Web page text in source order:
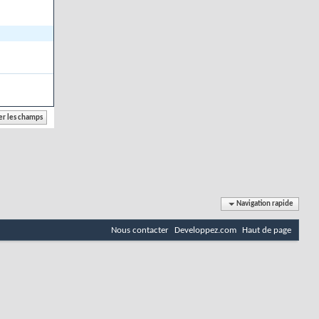
Navigation rapide
Nous contacter Developpez.com Haut de page